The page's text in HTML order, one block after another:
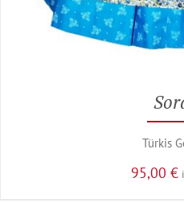
Türkis
95,00 €